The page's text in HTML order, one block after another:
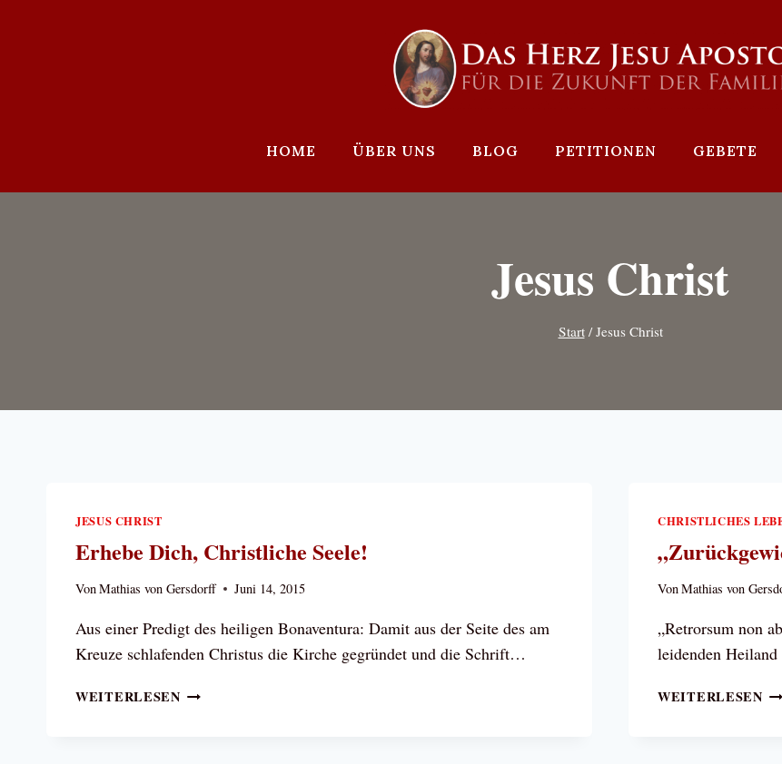
HOME ÜBER UNS BLOG PETITIONEN GEBETE
Jesus Christ
Start / Jesus Christ
JESUS CHRIST
Erhebe Dich, Christliche Seele!
VonMathias von Gersdorff Juni 14, 2015
Aus einer Predigt des heiligen Bonaventura: Damit aus der Seite des am
Kreuze schlafenden Christus die Kirche gegründet und die Schrift…
WEITERLESENERHEBE
CHRISTLICHES
VonMathias von
„Retrorsum non
leidenden
WEITERLESEN